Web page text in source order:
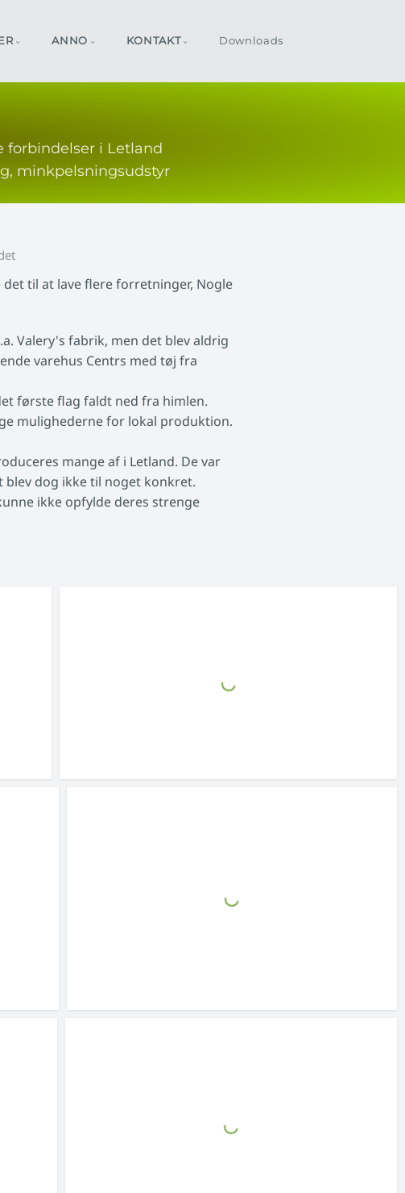
ANNO KONTAKT Downloads
forbindelser i Letland
minkpelsningsudstyr
til at lave flere forretninger, Nogle
Valery's fabrik, men det blev aldrig
varehus Centrs med tøj fra
første flag faldt ned fra himlen.
mulighederne for lokal produktion.
mange af i Letland. De var
blev dog ikke til noget konkret.
ikke opfylde deres strenge